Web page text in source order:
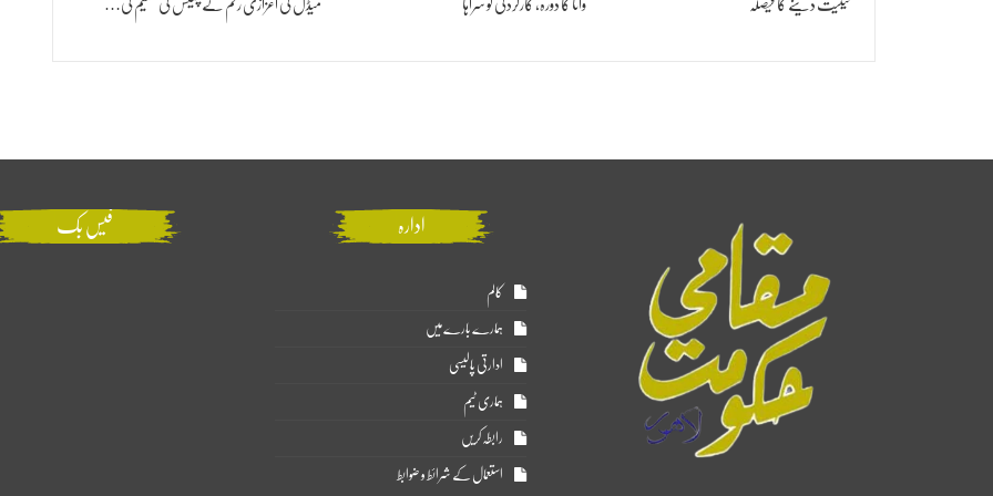
حیثیت دینے کا فیصلہ
وانا کا دورہ، کارکردگی کو سراہا
میڈل کی اعزازی رقم کے چیکس کی تقسیم کی…
ادارہ
کالم
ہمارے بارے میں
ادارتی پالیسی
ہماری ٹیم
رابطہ کریں
استعمال کے شرائط و ضوابط
فیس بک